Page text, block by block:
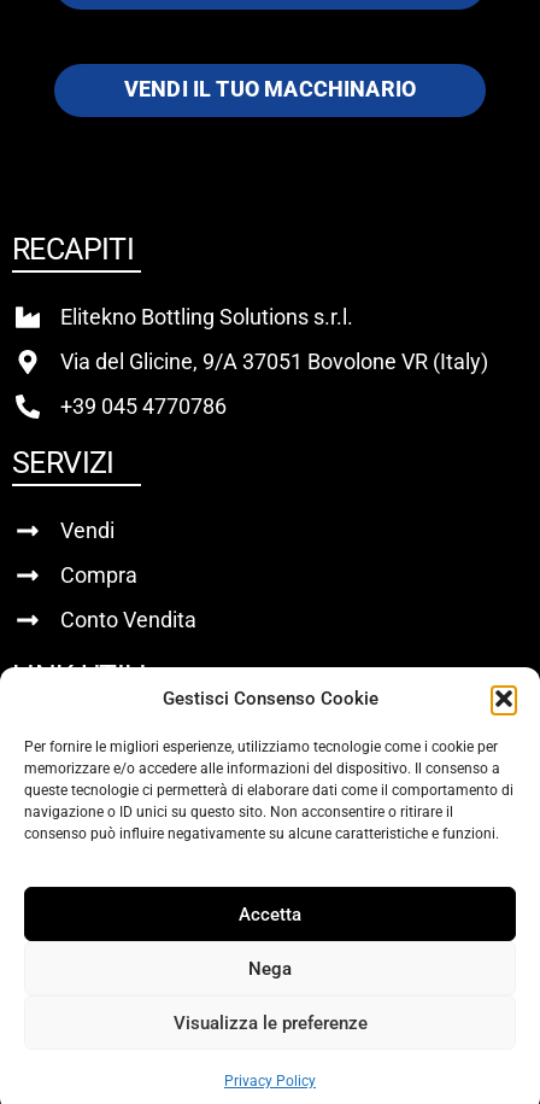
Gestisci Consenso Cookie
Per fornire le migliori esperienze, utilizziamo tecnologie come i cookie per
memorizzare e/o accedere alle informazioni del dispositivo. Il consenso a
queste tecnologie ci permetterà di elaborare dati come il comportamento di
navigazione o ID unici su questo sito. Non acconsentire o ritirare il
consenso può influire negativamente su alcune caratteristiche e funzioni.
Accetta
Nega
Visualizza le preferenze
Privacy Policy
VENDI IL TUO MACCHINARIO
RECAPITI
Elitekno Bottling Solutions s.r.l.
Via del Glicine, 9/A 37051 Bovolone VR (Italy)
+39 045 4770786
SERVIZI
Vendi
Compra
Conto Vendita
LINK UTILI
Chi Siamo
Contatti
Privacy Policy
SOCIAL
Capitale Sociale: € 300.000,00